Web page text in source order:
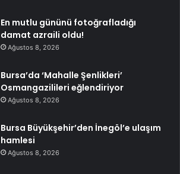
En mutlu gününü fotoğrafladığı
damat azraili oldu!
Ağustos 8, 2026
Bursa’da ‘Mahalle Şenlikleri’
Osmangazilileri eğlendiriyor
Ağustos 8, 2026
Bursa Büyükşehir’den İnegöl’e ulaşım
hamlesi
Ağustos 8, 2026